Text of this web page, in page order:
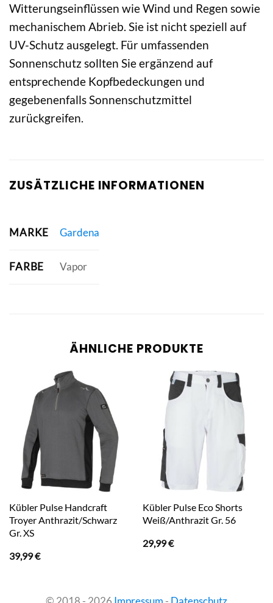
Witterungseinflüssen wie Wind und Regen sowie
mechanischem Abrieb. Sie ist nicht speziell auf
UV-Schutz ausgelegt. Für umfassenden
Sonnenschutz sollten Sie ergänzend auf
entsprechende Kopfbedeckungen und
gegebenenfalls Sonnenschutzmittel
zurückgreifen.
ZUSÄTZLICHE INFORMATIONEN
MARKE Gardena
FARBE Vapor
ÄHNLICHE PRODUKTE
Kübler Pulse Handcraft
Troyer Anthrazit/Schwarz
Gr. XS
39,99€
Kübler Pulse Eco Shorts
Weiß/Anthrazit Gr. 56
29,99€